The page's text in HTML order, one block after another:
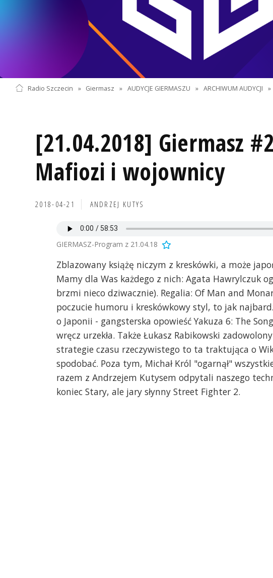
Radio Szczecin » Giermasz » AUDYCJE GIERMASZU » ARCHIWUM AUDYCJI »
[21.04.2018] Giermasz
Mafiozi i wojownicy
2018-04-21 ANDRZEJ KUTYS
GIERMASZ-Program z 21.04.18
Zblazowany książę niczym z kreskówki, a może
Mamy dla Was każdego z nich: Agata Hawrylczuk
brzmi nieco dziwacznie). Regalia: Of Man and
poczucie humoru i kreskówkowy styl, to jak
o Japonii - gangsterska opowieść Yakuza 6: The
wręcz urzekła. Także Łukasz Rabikowski
strategie czasu rzeczywistego to ta traktująca o
spodobać. Poza tym, Michał Król "ogarnął"
razem z Andrzejem Kutysem odpytali naszego
koniec Stary, ale jary słynny Street Fighter 2.